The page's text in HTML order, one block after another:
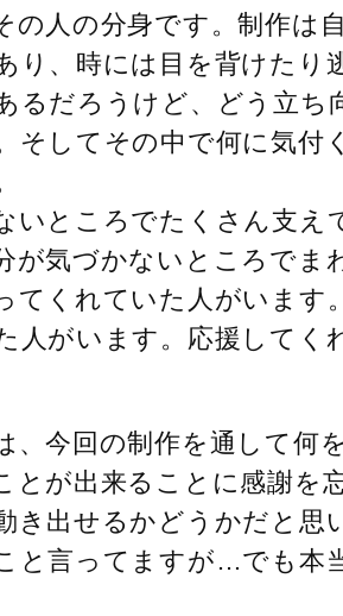
の人の分身です。制作は
り、時には目を背けたり
るだろうけど、どう立ち
そしてその中で何に気付
いところでたくさん支え
が気づかないところでま
てくれていた人がいます
人がいます。応援してく
、今回の制作を通して何
とが出来ることに感謝を
き出せるかどうかだと思
と言ってますが…でも本